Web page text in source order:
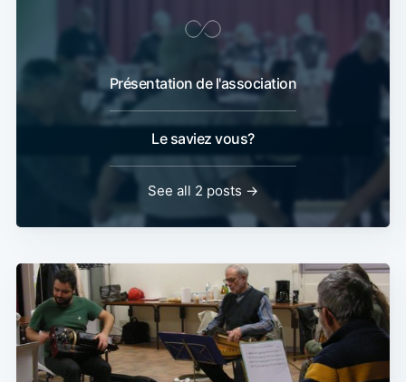
Présentation de l'association
Le saviez vous?
See all 2 posts →